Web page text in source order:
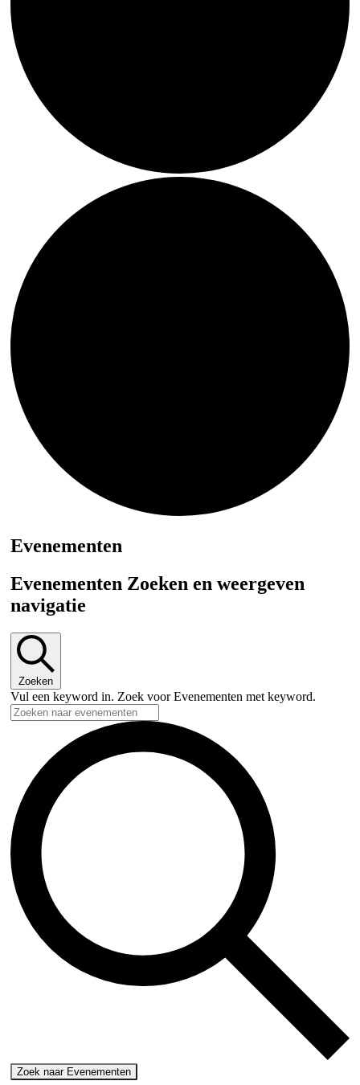
Evenementen
Evenementen Zoeken en weergeven
navigatie
Zoeken
Vul een keyword in. Zoek voor Evenementen met keyword.
Zoek naar Evenementen